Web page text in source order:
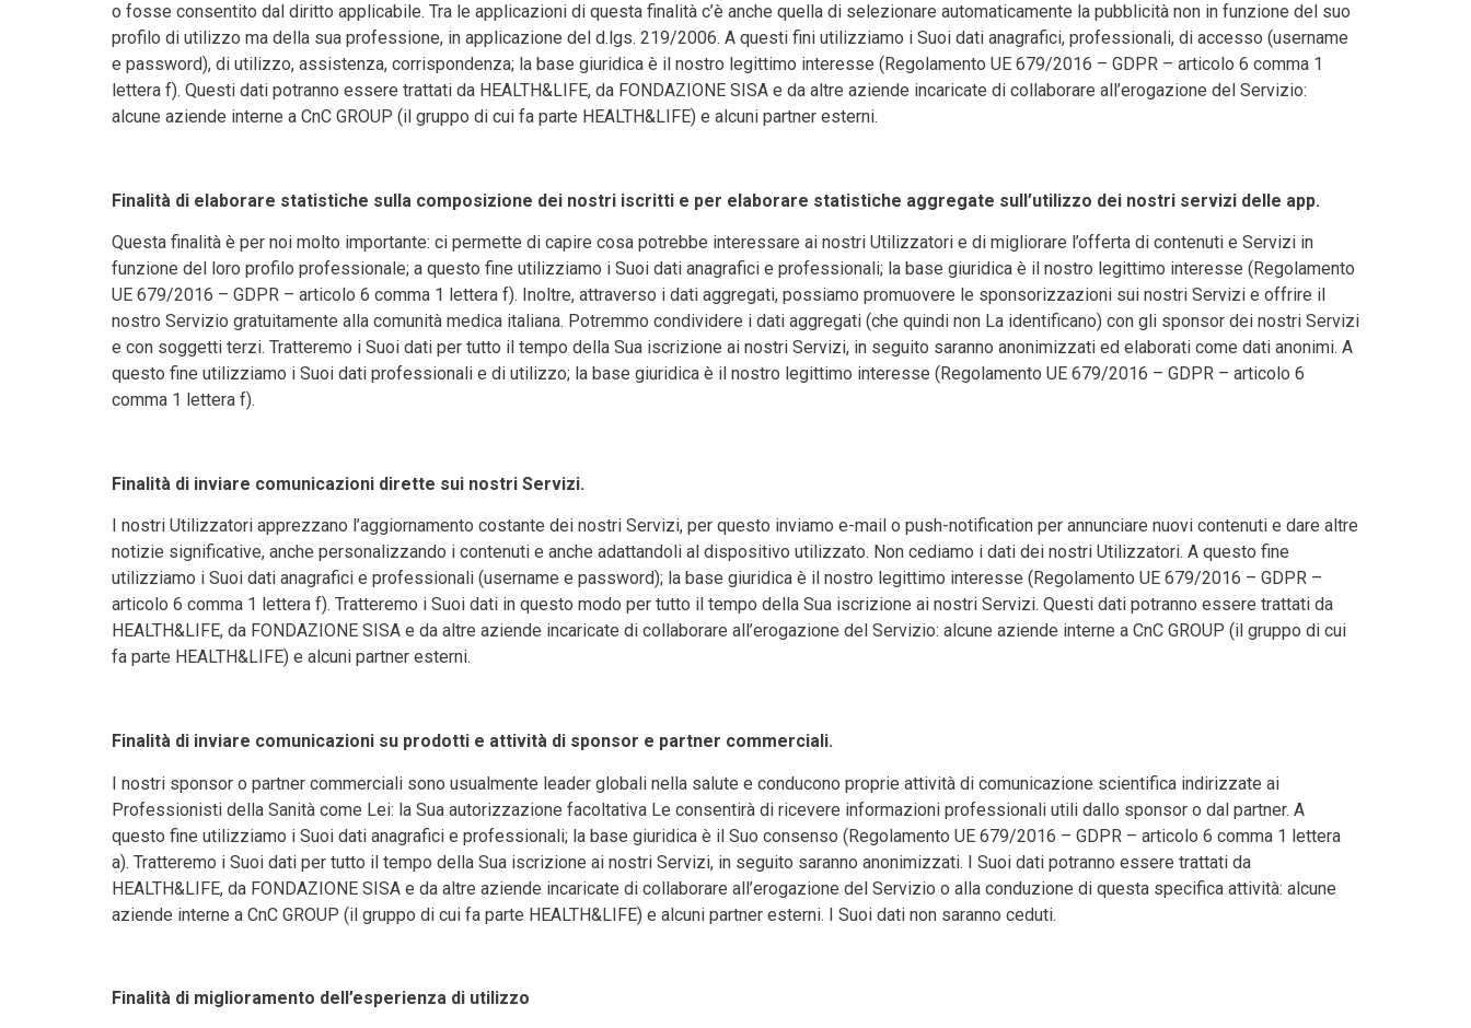
o fosse consentito dal diritto applicabile. Tra le applicazioni di questa finalità c’è anche quella di selezionare automaticamente la pubblicità non in funzione del suo
profilo di utilizzo ma della sua professione, in applicazione del d.lgs. 219/2006. A questi fini utilizziamo i Suoi dati anagrafici, professionali, di accesso (username
e password), di utilizzo, assistenza, corrispondenza; la base giuridica è il nostro legittimo interesse (Regolamento UE 679/2016 – GDPR – articolo 6 comma 1
lettera f). Questi dati potranno essere trattati da HEALTH&LIFE, da FONDAZIONE SISA e da altre aziende incaricate di collaborare all’erogazione del Servizio:
alcune aziende interne a CnC GROUP (il gruppo di cui fa parte HEALTH&LIFE) e alcuni partner esterni.
Finalità di elaborare statistiche sulla composizione dei nostri iscritti e per elaborare statistiche aggregate sull’utilizzo dei nostri servizi delle app.
Questa finalità è per noi molto importante: ci permette di capire cosa potrebbe interessare ai nostri Utilizzatori e di migliorare l’offerta di contenuti e Servizi in
funzione del loro profilo professionale; a questo fine utilizziamo i Suoi dati anagrafici e professionali; la base giuridica è il nostro legittimo interesse (Regolamento
UE 679/2016 – GDPR – articolo 6 comma 1 lettera f). Inoltre, attraverso i dati aggregati, possiamo promuovere le sponsorizzazioni sui nostri Servizi e offrire il
nostro Servizio gratuitamente alla comunità medica italiana. Potremmo condividere i dati aggregati (che quindi non La identificano) con gli sponsor dei nostri Servizi
e con soggetti terzi. Tratteremo i Suoi dati per tutto il tempo della Sua iscrizione ai nostri Servizi, in seguito saranno anonimizzati ed elaborati come dati anonimi. A
questo fine utilizziamo i Suoi dati professionali e di utilizzo; la base giuridica è il nostro legittimo interesse (Regolamento UE 679/2016 – GDPR – articolo 6
comma 1 lettera f).
Finalità di inviare comunicazioni dirette sui nostri Servizi.
I nostri Utilizzatori apprezzano l’aggiornamento costante dei nostri Servizi, per questo inviamo e-mail o push-notification per annunciare nuovi contenuti e dare altre
notizie significative, anche personalizzando i contenuti e anche adattandoli al dispositivo utilizzato. Non cediamo i dati dei nostri Utilizzatori. A questo fine
utilizziamo i Suoi dati anagrafici e professionali (username e password); la base giuridica è il nostro legittimo interesse (Regolamento UE 679/2016 – GDPR –
articolo 6 comma 1 lettera f). Tratteremo i Suoi dati in questo modo per tutto il tempo della Sua iscrizione ai nostri Servizi. Questi dati potranno essere trattati da
HEALTH&LIFE, da FONDAZIONE SISA e da altre aziende incaricate di collaborare all’erogazione del Servizio: alcune aziende interne a CnC GROUP (il gruppo di cui
fa parte HEALTH&LIFE) e alcuni partner esterni.
Finalità di inviare comunicazioni su prodotti e attività di sponsor e partner commerciali.
I nostri sponsor o partner commerciali sono usualmente leader globali nella salute e conducono proprie attività di comunicazione scientifica indirizzate ai
Professionisti della Sanità come Lei: la Sua autorizzazione facoltativa Le consentirà di ricevere informazioni professionali utili dallo sponsor o dal partner. A
questo fine utilizziamo i Suoi dati anagrafici e professionali; la base giuridica è il Suo consenso (Regolamento UE 679/2016 – GDPR – articolo 6 comma 1 lettera
a). Tratteremo i Suoi dati per tutto il tempo della Sua iscrizione ai nostri Servizi, in seguito saranno anonimizzati. I Suoi dati potranno essere trattati da
HEALTH&LIFE, da FONDAZIONE SISA e da altre aziende incaricate di collaborare all’erogazione del Servizio o alla conduzione di questa specifica attività: alcune
aziende interne a CnC GROUP (il gruppo di cui fa parte HEALTH&LIFE) e alcuni partner esterni. I Suoi dati non saranno ceduti.
Finalità di miglioramento dell’esperienza di utilizzo